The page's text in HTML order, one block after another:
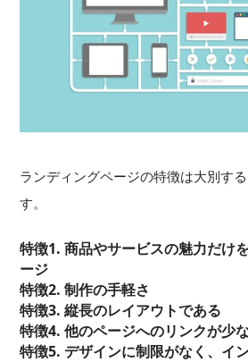
ランディングページの特徴は大別す
す。
特徴1. 商品やサービスの魅力だけ
ージ
特徴2. 制作の手軽さ
特徴3. 縦長のレイアウトである
特徴4. 他のページへのリンクが少
特徴5. デザインに制限がなく、イ